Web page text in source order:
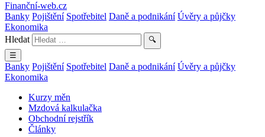
Finanční-web.cz
Banky Pojištění Spotřebitel Daně a podnikání Úvěry a půjčky
Ekonomika
Hledat
🔍
☰
Banky Pojištění Spotřebitel Daně a podnikání Úvěry a půjčky
Ekonomika
Kurzy měn
Mzdová kalkulačka
Obchodní rejstřík
Články